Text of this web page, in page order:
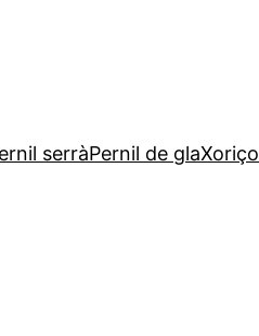
serràPernil de glaXoriço